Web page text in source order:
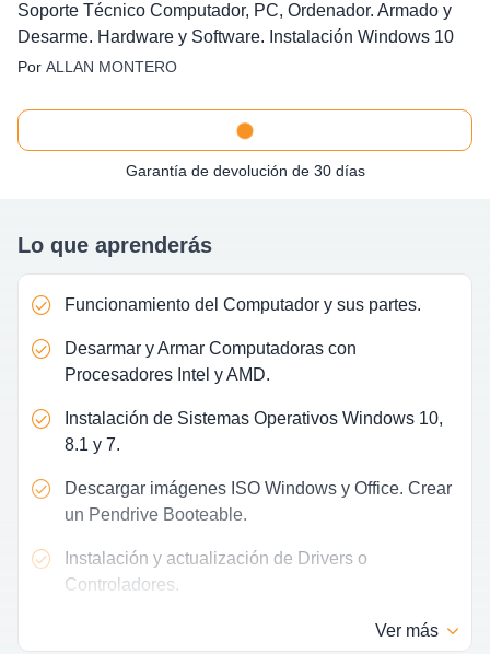
Soporte Técnico Computador, PC, Ordenador. Armado y
Desarme. Hardware y Software. Instalación Windows 10
Por ALLAN MONTERO
Garantía de devolución de 30 días
Lo que aprenderás
Funcionamiento del Computador y sus partes.
Desarmar y Armar Computadoras con
Procesadores Intel y AMD.
Instalación de Sistemas Operativos Windows 10,
8.1 y 7.
Descargar imágenes ISO Windows y Office. Crear
un Pendrive Booteable.
Instalación y actualización de Drivers o
Controladores.
Ver más